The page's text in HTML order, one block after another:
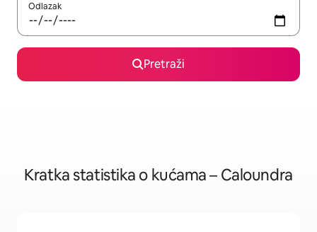
Odlazak
Pretraži
Kratka statistika o kućama – Caloundra